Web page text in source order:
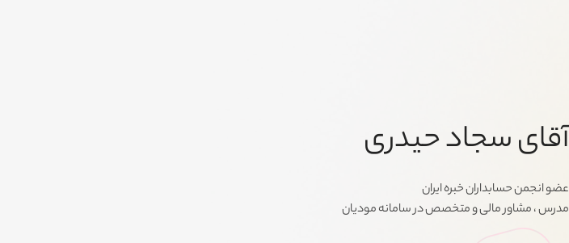
آقای سجاد حیدری
عضو انجمن حسابداران خبره ایران
مدرس ، مشاور مالی و متخصص در سامانه مودیان